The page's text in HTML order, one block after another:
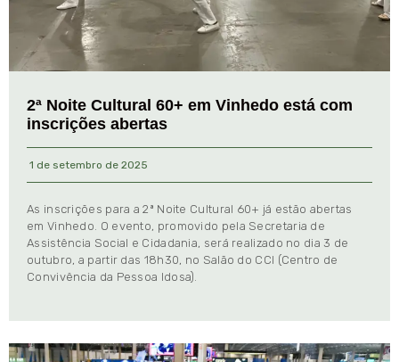
2ª Noite Cultural 60+ em Vinhedo está com
inscrições abertas
1 de setembro de 2025
As inscrições para a 2ª Noite Cultural 60+ já estão abertas
em Vinhedo. O evento, promovido pela Secretaria de
Assistência Social e Cidadania, será realizado no dia 3 de
outubro, a partir das 18h30, no Salão do CCI (Centro de
Convivência da Pessoa Idosa).